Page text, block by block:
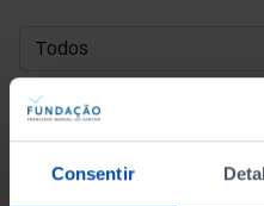
Consentir
DATA DE INÍCIO
DATA DE FIM